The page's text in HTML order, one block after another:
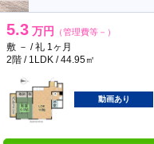
5.3 万円 （管理費等－）
敷 － / 礼 1ヶ月
2階 / 1LDK / 44.95㎡
動画あり